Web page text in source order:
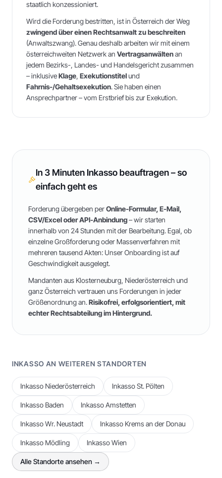
staatlich konzessioniert.
Wird die Forderung bestritten, ist in Österreich der Weg
zwingend über einen Rechtsanwalt zu beschreiten
(Anwaltszwang). Genau deshalb arbeiten wir mit einem
österreichweiten Netzwerk an Vertragsanwältenan
jedem Bezirks-, Landes- und Handelsgericht zusammen
– inklusiveKlage, Exekutionstitelund
Fahrnis-/Gehaltsexekution. Sie haben einen
Ansprechpartner – vom Erstbrief bis zur Exekution.
In 3 Minuten Inkasso beauftragen – so
einfach geht es
Forderung übergeben perOnline-Formular, E-Mail,
CSV/Excel oder API-Anbindung– wir starten
innerhalb von 24 Stunden mit der Bearbeitung. Egal, ob
einzelne Großforderung oder Massenverfahren mit
mehreren tausend Akten: Unser Onboarding ist auf
Geschwindigkeit ausgelegt.
Mandanten aus Klosterneuburg, Niederösterreich und
ganz Österreich vertrauen uns Forderungen in jeder
Größenordnung an.Risikofrei, erfolgsorientiert, mit
echter Rechtsabteilung im Hintergrund.
INKASSO AN WEITEREN STANDORTEN
Inkasso Niederösterreich InkassoSt. Pölten
Inkasso Baden InkassoAmstetten
InkassoWr. Neustadt Inkasso Krems an der Donau
Inkasso Mödling InkassoWien
Alle Standorte ansehen →